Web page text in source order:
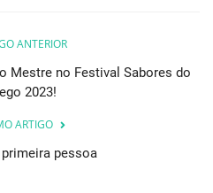
ANTERIOR
Mestre no Festival Sabores do
2023!
ARTIGO
pessoa